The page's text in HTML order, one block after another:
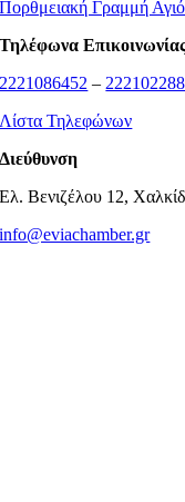
Πορθμειακή Γραμμή
Τηλέφωνα
2221086452 –
Λίστα Τηλεφώνων
Διεύθυνση
Ελ. Βενιζέλου 12,
info@eviachamber.gr